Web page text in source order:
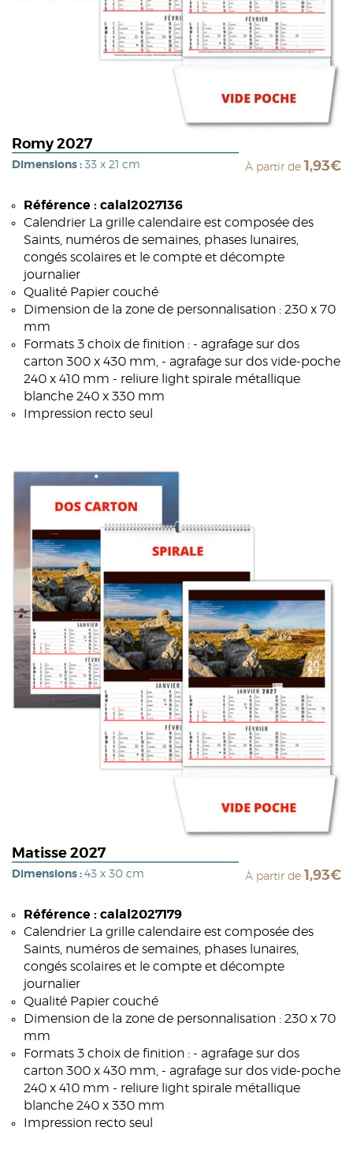
Romy 2027
Dimensions : 33 x 21 cm À partir de 1,93€
Référence : calal2027136
Calendrier La grille calendaire est composée des
Saints, numéros de semaines, phases lunaires,
congés scolaires et le compte et décompte
journalier
Qualité Papier couché
Dimension de la zone de personnalisation : 230 x 70
mm
Formats 3 choix de finition : - agrafage sur dos
carton 300 x 430 mm, - agrafage sur dos vide-poche
240 x 410 mm - reliure light spirale métallique
blanche 240 x 330 mm
Impression recto seul
Matisse 2027
Dimensions : 43 x 30 cm À partir de 1,93€
Référence : calal2027179
Calendrier La grille calendaire est composée des
Saints, numéros de semaines, phases lunaires,
congés scolaires et le compte et décompte
journalier
Qualité Papier couché
Dimension de la zone de personnalisation : 230 x 70
mm
Formats 3 choix de finition : - agrafage sur dos
carton 300 x 430 mm, - agrafage sur dos vide-poche
240 x 410 mm - reliure light spirale métallique
blanche 240 x 330 mm
Impression recto seul